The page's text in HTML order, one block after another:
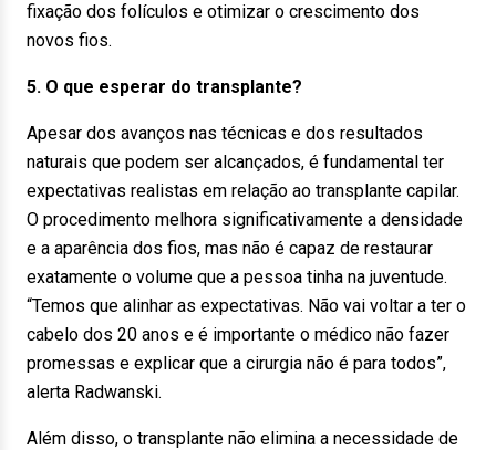
fixação dos folículos e otimizar o crescimento dos
novos fios.
5. O que esperar do transplante?
Apesar dos avanços nas técnicas e dos resultados
naturais que podem ser alcançados, é fundamental ter
expectativas realistas em relação ao transplante capilar.
O procedimento melhora significativamente a densidade
e a aparência dos fios, mas não é capaz de restaurar
exatamente o volume que a pessoa tinha na juventude.
“Temos que alinhar as expectativas. Não vai voltar a ter o
cabelo dos 20 anos e é importante o médico não fazer
promessas e explicar que a cirurgia não é para todos”,
alerta Radwanski.
Além disso, o transplante não elimina a necessidade de